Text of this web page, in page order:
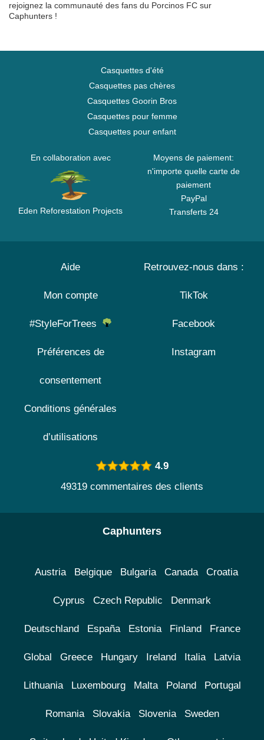
rejoignez la communauté des fans du Porcinos FC sur
Caphunters !
Casquettes d'été
Casquettes pas chères
Casquettes Goorin Bros
Casquettes pour femme
Casquettes pour enfant
En collaboration avec
Eden Reforestation Projects
Moyens de paiement:
n'importe quelle carte de
paiement
PayPal
Transferts 24
Aide
Mon compte
#StyleForTrees
Préférences de
consentement
Conditions générales
d’utilisations
Retrouvez-nous dans :
TikTok
Facebook
Instagram
4.9
49319 commentaires des clients
Caphunters
Austria Belgique Bulgaria Canada Croatia
Cyprus Czech Republic Denmark
Deutschland España Estonia Finland France
Global Greece Hungary Ireland Italia Latvia
Lithuania Luxembourg Malta Poland Portugal
Romania Slovakia Slovenia Sweden